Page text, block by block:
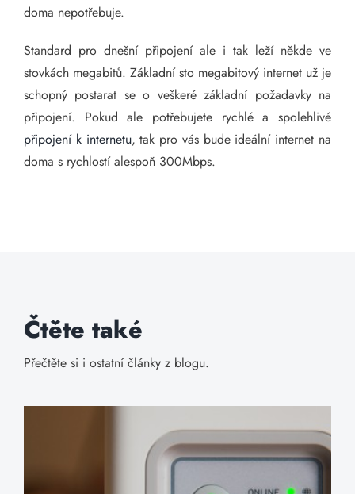
doma nepotřebuje.
Standard pro dnešní připojení ale i tak leží někde ve
stovkách megabitů. Základní sto megabitový internet už je
schopný postarat se o veškeré základní požadavky na
připojení. Pokud ale potřebujete rychlé a spolehlivé
připojení k internetu, tak pro vás bude ideální internet na
doma s rychlostí alespoň 300Mbps.
Čtěte také
Přečtěte si i ostatní články z blogu.